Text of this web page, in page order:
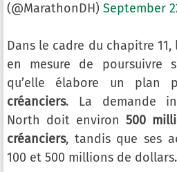
(@MarathonDH) September
Dans le cadre du chapitre
en mesure de poursuivre
qu’elle élabore un plan
créanciers. La demande
North doit environ 500
créanciers, tandis que ses
100 et 500 millions de dollars.